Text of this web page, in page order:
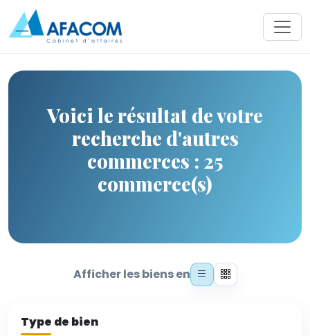
Voici le résultat de votre
recherche d'autres
commerces : 25
commerce(s)
Afficher les biens en
Type de bien